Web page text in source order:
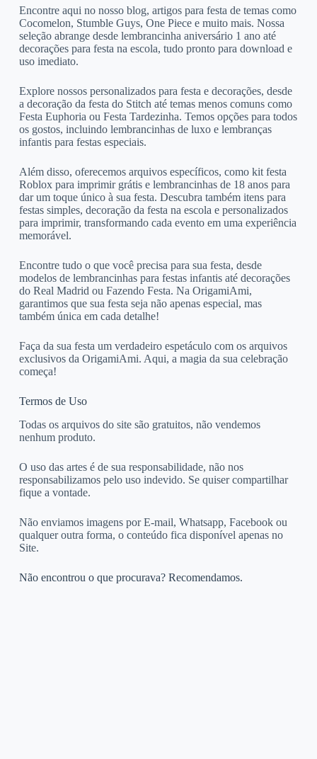
Encontre aqui no nosso blog, artigos para festa de temas como
Cocomelon, Stumble Guys, One Piece e muito mais. Nossa
seleção abrange desde lembrancinha aniversário 1 ano até
decorações para festa na escola, tudo pronto para download e
uso imediato.
Explore nossos personalizados para festa e decorações, desde
a decoração da festa do Stitch até temas menos comuns como
Festa Euphoria ou Festa Tardezinha. Temos opções para todos
os gostos, incluindo lembrancinhas de luxo e lembranças
infantis para festas especiais.
Além disso, oferecemos arquivos específicos, como kit festa
Roblox para imprimir grátis e lembrancinhas de 18 anos para
dar um toque único à sua festa. Descubra também itens para
festas simples, decoração da festa na escola e personalizados
para imprimir, transformando cada evento em uma experiência
memorável.
Encontre tudo o que você precisa para sua festa, desde
modelos de lembrancinhas para festas infantis até decorações
do Real Madrid ou Fazendo Festa. Na OrigamiAmi,
garantimos que sua festa seja não apenas especial, mas
também única em cada detalhe!
Faça da sua festa um verdadeiro espetáculo com os arquivos
exclusivos da OrigamiAmi. Aqui, a magia da sua celebração
começa!
Termos de Uso
Todas os arquivos do site são gratuitos, não vendemos
nenhum produto.
O uso das artes é de sua responsabilidade, não nos
responsabilizamos pelo uso indevido. Se quiser compartilhar
fique a vontade.
Não enviamos imagens por E-mail, Whatsapp, Facebook ou
qualquer outra forma, o conteúdo fica disponível apenas no
Site.
Não encontrou o que procurava? Recomendamos.